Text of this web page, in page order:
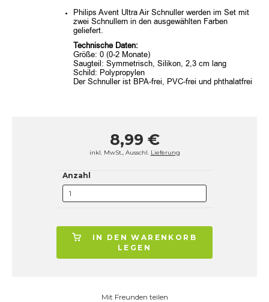
Philips Avent Ultra Air Schnuller werden im Set mit
zwei Schnullern in den ausgewählten Farben
geliefert.
Technische Daten:
Größe: 0 (0-2 Monate)
Saugteil: Symmetrisch, Silikon, 2,3 cm lang
Schild: Polypropylen
Der Schnuller ist BPA-frei, PVC-frei und phthalatfrei
8,99 €
inkl. MwSt., Ausschl. Lieferung
Anzahl
IN DEN WARENKORB
LEGEN
Mit Freunden teilen